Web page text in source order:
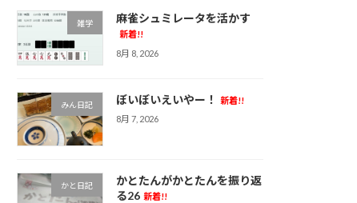
雑学 麻雀シュミレータを活かす
新着!!
8月 8, 2026
みん日記 ぼいぼいえいやー！
新着!!
8月 7, 2026
かと日記
かとたんがかとたんを振り返
る26 新着!!